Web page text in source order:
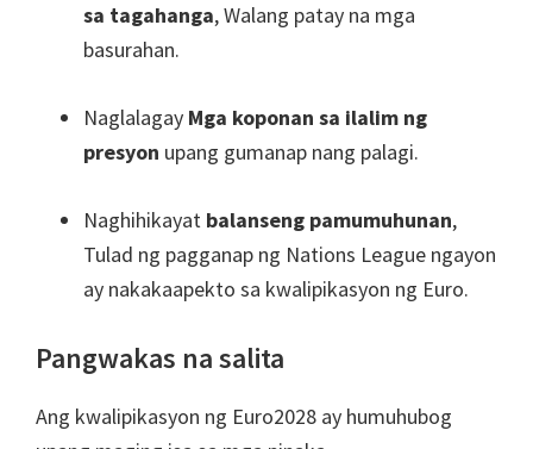
sa tagahanga, Walang patay na mga
basurahan.
Naglalagay Mga koponan sa ilalim ng
presyon upang gumanap nang palagi.
Naghihikayat balanseng pamumuhunan,
Tulad ng pagganap ng Nations League ngayon
ay nakakaapekto sa kwalipikasyon ng Euro.
Pangwakas na salita
Ang kwalipikasyon ng Euro2028 ay humuhubog